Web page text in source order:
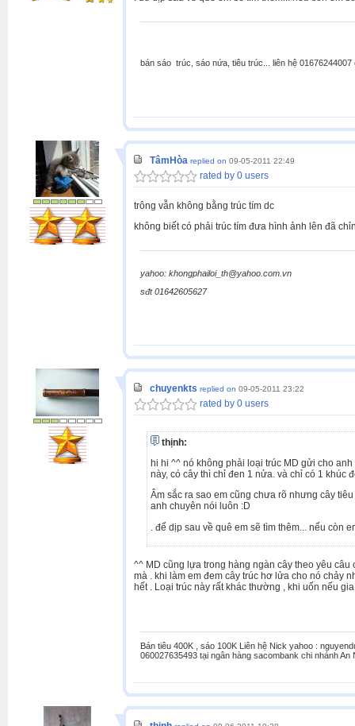
bán sáo trúc, sáo nứa, tiêu trúc... liên hệ 01676244007
TâmHòa replied on 09-05-2011 22:49
rated by 0 users
trông vẫn không bằng trúc tím dc
không biết có phải trúc tím đưa hình ảnh lên đã
yahoo: khongphailoi_th@yahoo.com.vn
sđt 01642605627
chuyenkts replied on 09-05-2011 23:22
rated by 0 users
thịnh:
hi hi ^^ nó không phải loại trúc MD gửi cho
này, có cây thì chỉ đen 1 nửa. và chỉ có 1 khúc
Âm sắc ra sao em cũng chưa rõ nhưng cây
anh chuyên nói luôn :D
. để dịp sau về quê em sẽ tìm thêm... nếu
^^ MD cũng lựa trong hàng ngàn cây theo yêu
mà . khi làm em đem cây trúc hơ lửa cho nó chảy
hết . Loại trúc này rất khác thường , khi uốn nếu
Bán tiêu 400K , sáo 100K Liên hệ Nick yahoo :
060027635493 tại ngân hàng sacombank chi nhánh